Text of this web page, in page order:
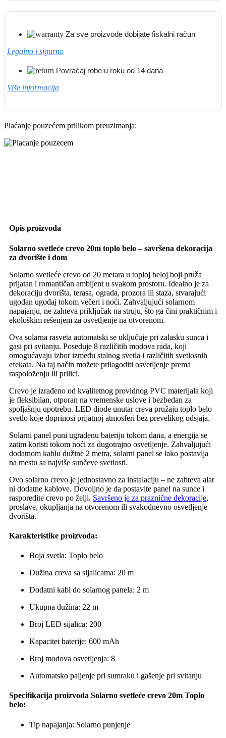
Za sve proizvode dobijate fiskalni račun
Legalno i sigurno
Povraćaj robe u roku od 14 dana
Više informacija
Plaćanje pouzećem prilikom preuzimanja:
Opis proizvoda
Solarno svetleće crevo 20m toplo belo – savršena dekoracija
za dvorište i dom
Solarno svetleće crevo od 20 metara u toploj beloj boji pruža
prijatan i romantičan ambijent u svakom prostoru. Idealno je za
dekoraciju dvorišta, terasa, ograda, prozora ili staza, stvarajući
ugodan ugođaj tokom večeri i noći. Zahvaljujući solarnom
napajanju, ne zahteva priključak na struju, što ga čini praktičnim i
ekološkim rešenjem za osvetljenje na otvorenom.
Ova solarna rasveta automatski se uključuje pri zalasku sunca i
gasi pri svitanju. Poseduje 8 različitih modova rada, koji
omogućavaju izbor između stalnog svetla i različitih svetlosnih
efekata. Na taj način možete prilagoditi osvetljenje prema
raspoloženju ili prilici.
Crevo je izrađeno od kvalitetnog providnog PVC materijala koji
je fleksibilan, otporan na vremenske uslove i bezbedan za
spoljašnju upotrebu. LED diode unutar creva pružaju toplo belo
svetlo koje doprinosi prijatnoj atmosferi bez prevelikog odsjaja.
Solarni panel puni ugrađenu bateriju tokom dana, a energija se
zatim koristi tokom noći za dugotrajno osvetljenje. Zahvaljujući
dodatnom kablu dužine 2 metra, solarni panel se lako postavlja
na mestu sa najviše sunčeve svetlosti.
Ovo solarno crevo je jednostavno za instalaciju – ne zahteva alat
ni dodatne kablove. Dovoljno je da postavite panel na sunce i
rasporedite crevo po želji. Savršeno je za praznične dekoracije,
proslave, okupljanja na otvorenom ili svakodnevno osvetljenje
dvorišta.
Karakteristike proizvoda:
Boja svetla: Toplo belo
Dužina creva sa sijalicama: 20 m
Dodatni kabl do solarnog panela: 2 m
Ukupna dužina: 22 m
Broj LED sijalica: 200
Kapacitet baterije: 600 mAh
Broj modova osvetljenja: 8
Automatsko paljenje pri sumraku i gašenje pri svitanju
Specifikacija proizvoda Solarno svetleće crevo 20m Toplo
belo:
Tip napajanja: Solarno punjenje